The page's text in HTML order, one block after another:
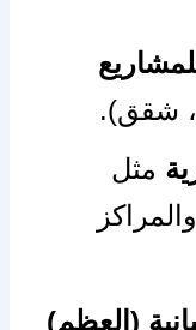
شقق).
مثل
(العظم)